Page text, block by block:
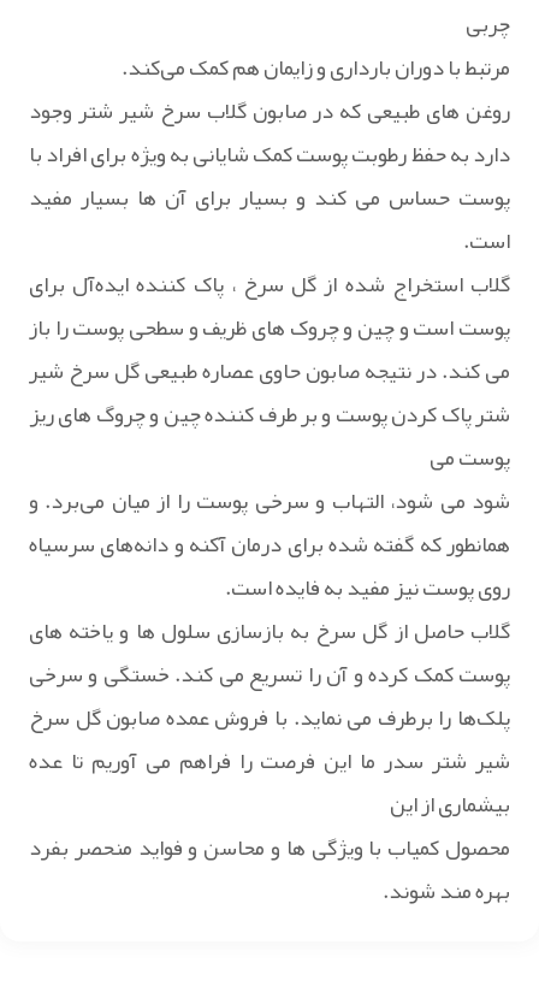
چربی
مرتبط با دوران بارداری و زایمان هم کمک می‌کند.
روغن های طبیعی که در صابون گلاب سرخ شیر شتر وجود
دارد به حفظ رطوبت پوست کمک شایانی به ویژه برای افراد با
پوست حساس می کند و بسیار برای آن ها بسیار مفید
است.
گلاب استخراج شده از گل سرخ ، پاک کننده ایده‌آل برای
پوست است و چین‌ و چروک های ظریف و سطحی پوست را باز
می کند. در نتیجه صابون حاوی عصاره طبیعی گل سرخ شیر
شتر پاک کردن پوست و بر طرف کننده چین و چروگ های ریز
پوست می
شود می شود، التهاب و سرخی پوست را از میان می‌برد. و
همانطور که گفته شده برای درمان آکنه و دانه‌های سرسیاه
روی پوست نیز مفید به فایده است.
گلاب حاصل از گل سرخ به بازسازی سلول‌ ها و یاخته های
پوست کمک کرده و آن را تسریع می کند. خستگی و سرخی
پلک‌ها را برطرف می نماید. با فروش عمده صابون گل سرخ
شیر شتر سدر ما این فرصت را فراهم می آوریم تا عده
بیشماری از این
محصول کمیاب با ویژگی ها و محاسن و فواید منحصر بفرد
بهره مند شوند.